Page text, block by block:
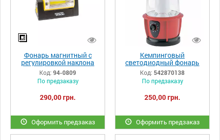
Фонарь магнитный с
регулировкой наклона
бокового света,
125*52*52 мм, 6 x LED +
COB LED, 4 x AAA
Код: 94-0809
По предзаказу
290,00 грн.
Оформить предзаказ
Кемпинговый
светодиодный фонарь
Stern 90540
Код: 542870138
По предзаказу
250,00 грн.
Оформить предзаказ